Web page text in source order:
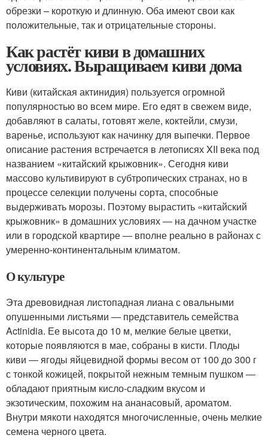
обрезки – короткую и длинную. Оба имеют свои как
положительные, так и отрицательные стороны.
Как растёт киви в домашних
условиях. Выращиваем киви дома
Киви (китайская актинидия) пользуется огромной
популярностью во всем мире. Его едят в свежем виде,
добавляют в салаты, готовят желе, коктейли, смузи,
варенье, используют как начинку для выпечки. Первое
описание растения встречается в летописях XII века под
названием «китайский крыжовник». Сегодня киви
массово культивируют в субтропических странах, но в
процессе селекции получены сорта, способные
выдерживать морозы. Поэтому вырастить «китайский
крыжовник» в домашних условиях ― на дачном участке
или в городской квартире ― вполне реально в районах с
умеренно-континентальным климатом.
О культуре
Эта древовидная листопадная лиана с овальными
опушенными листьями ― представитель семейства
Actinidia. Ее высота до 10 м, мелкие белые цветки,
которые появляются в мае, собраны в кисти. Плоды
киви ― ягоды яйцевидной формы весом от 100 до 300 г
с тонкой кожицей, покрытой нежным темным пушком ―
обладают приятным кисло-сладким вкусом и
экзотическим, похожим на ананасовый, ароматом.
Внутри мякоти находятся многочисленные, очень мелкие
семена черного цвета.